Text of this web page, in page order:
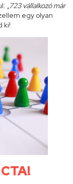
„723 vállalkozó már
egy olyan
ki!